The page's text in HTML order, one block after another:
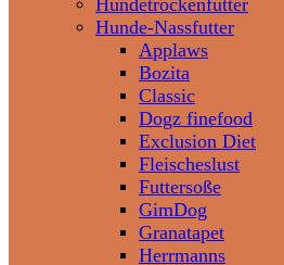
Hundetrockenfutter
Hunde-Nassfutter
Applaws
Bozita
Classic
Dogz finefood
Exclusion Diet
Fleischeslust
Futtersoße
GimDog
Granatapet
Herrmanns